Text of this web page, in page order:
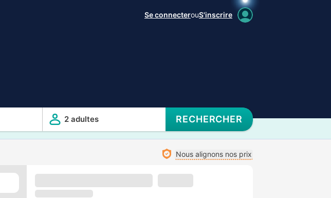
Se connecterouS'inscrire
2 adultes RECHERCHER
Nous alignons nos prix